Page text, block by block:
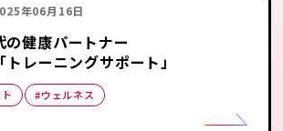
年06月16日
健康パートナー
トレーニングサポート」
#ウェルネス